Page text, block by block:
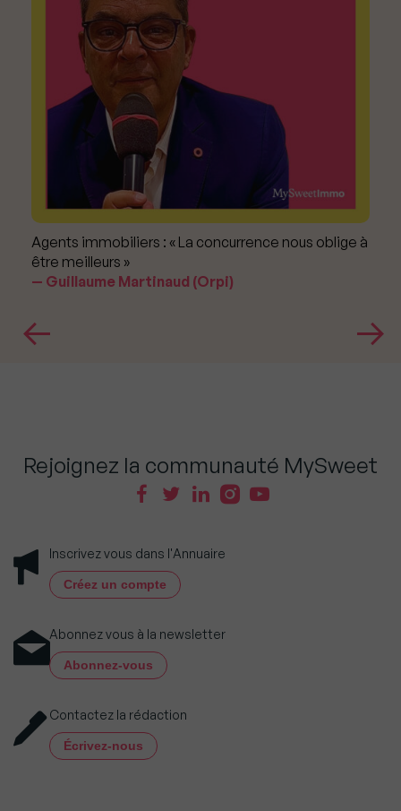
Agents immobiliers : « La concurrence nous oblige à
être meilleurs »
Guillaume Martinaud (Orpi)
Rejoignez la communauté MySweet
Inscrivez vous dans l'Annuaire
Créez un compte
Abonnez vous à la newsletter
Abonnez-vous
Contactez la rédaction
Écrivez-nous